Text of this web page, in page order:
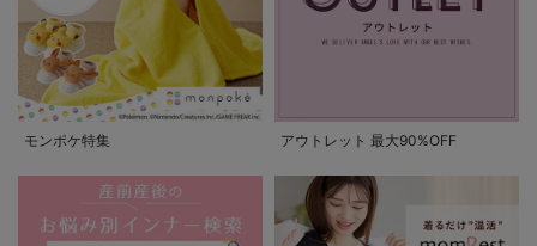
モンポケ特集 アウトレット 最大90%OFF